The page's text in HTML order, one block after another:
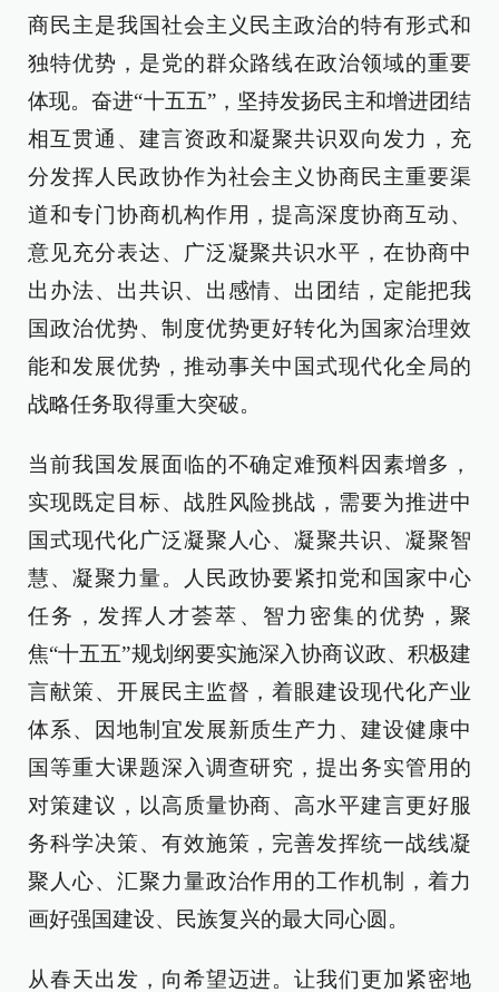
商民主是我国社会主义民主政治的特有形式和
独特优势，是党的群众路线在政治领域的重要
体现。奋进“十五五”，坚持发扬民主和增进团结
相互贯通、建言资政和凝聚共识双向发力，充
分发挥人民政协作为社会主义协商民主重要渠
道和专门协商机构作用，提高深度协商互动、
意见充分表达、广泛凝聚共识水平，在协商中
出办法、出共识、出感情、出团结，定能把我
国政治优势、制度优势更好转化为国家治理效
能和发展优势，推动事关中国式现代化全局的
战略任务取得重大突破。
当前我国发展面临的不确定难预料因素增多，
实现既定目标、战胜风险挑战，需要为推进中
国式现代化广泛凝聚人心、凝聚共识、凝聚智
慧、凝聚力量。人民政协要紧扣党和国家中心
任务，发挥人才荟萃、智力密集的优势，聚
焦“十五五”规划纲要实施深入协商议政、积极建
言献策、开展民主监督，着眼建设现代化产业
体系、因地制宜发展新质生产力、建设健康中
国等重大课题深入调查研究，提出务实管用的
对策建议，以高质量协商、高水平建言更好服
务科学决策、有效施策，完善发挥统一战线凝
聚人心、汇聚力量政治作用的工作机制，着力
画好强国建设、民族复兴的最大同心圆。
从春天出发，向希望迈进。让我们更加紧密地